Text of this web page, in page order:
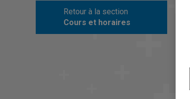
Retour à la section
Cours et horaires